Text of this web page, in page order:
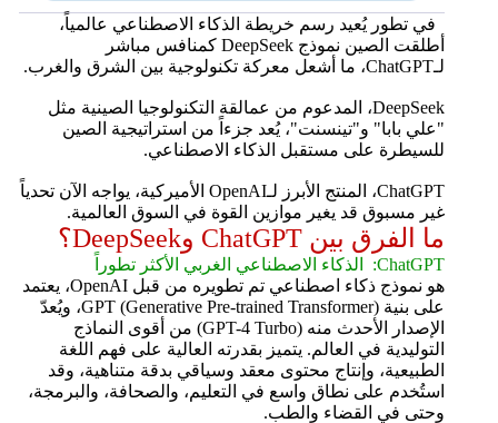
في تطور يُعيد رسم خريطة الذكاء الاصطناعي عالمياً،
أطلقت الصين نموذج DeepSeek كمنافس مباشر
لـChatGPT، ما أشعل معركة تكنولوجية بين الشرق والغرب.
DeepSeek، المدعوم من عمالقة التكنولوجيا الصينية مثل
"علي بابا" و"تينسنت"، يُعد جزءاً من استراتيجية الصين
للسيطرة على مستقبل الذكاء الاصطناعي.
ChatGPT، المنتج الأبرز لـOpenAI الأميركية، يواجه الآن تحدياً
غير مسبوق قد يغير موازين القوة في السوق العالمية.
ما الفرق بين ChatGPT وDeepSeek؟
ChatGPT: الذكاء الاصطناعي الغربي الأكثر تطوراً
هو نموذج ذكاء اصطناعي تم تطويره من قبل OpenAI، يعتمد
على بنية GPT (Generative Pre-trained Transformer)، ويُعدّ
الإصدار الأحدث منه (GPT-4 Turbo) من أقوى النماذج
التوليدية في العالم. يتميز بقدرته العالية على فهم اللغة
الطبيعية، وإنتاج محتوى معقد وسياقي بدقة متناهية، وقد
استُخدم على نطاق واسع في التعليم، والصحافة، والبرمجة،
وحتى في القضاء والطب.